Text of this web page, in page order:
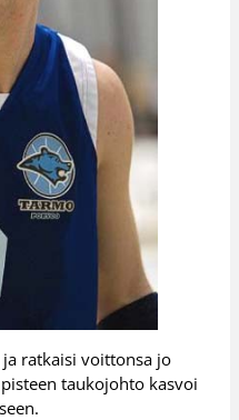
ratkaisi voittonsa jo
taukojohto kasvoi